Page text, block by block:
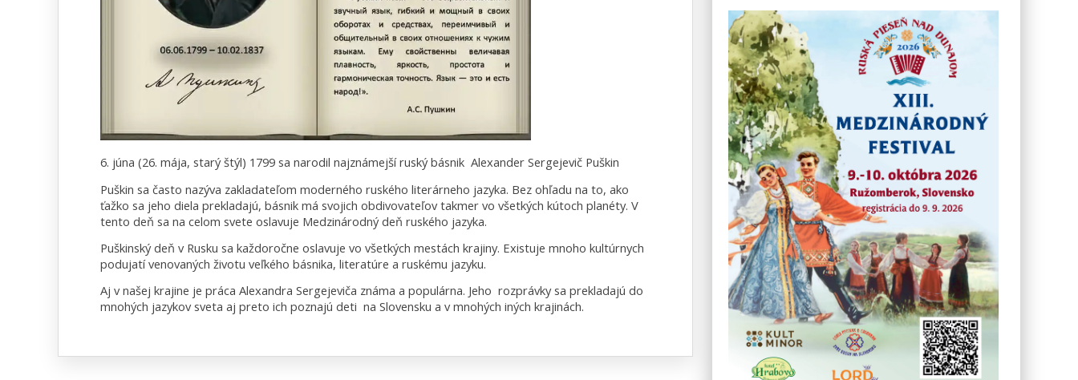
6. júna (26. mája, starý štýl) 1799 sa narodil najznámejší ruský básnik Alexander Sergejevič Puškin
Puškin sa často nazýva zakladateľom moderného ruského literárneho jazyka. Bez ohľadu na to, ako
ťažko sa jeho diela prekladajú, básnik má svojich obdivovateľov takmer vo všetkých kútoch planéty. V
tento deň sa na celom svete oslavuje Medzinárodný deň ruského jazyka.
Puškinský deň v Rusku sa každoročne oslavuje vo všetkých mestách krajiny. Existuje mnoho kultúrnych
podujatí venovaných životu veľkého básnika, literatúre a ruskému jazyku.
Aj v našej krajine je práca Alexandra Sergejeviča známa a populárna. Jeho rozprávky sa prekladajú do
mnohých jazykov sveta aj preto ich poznajú deti na Slovensku a v mnohých iných krajinách.